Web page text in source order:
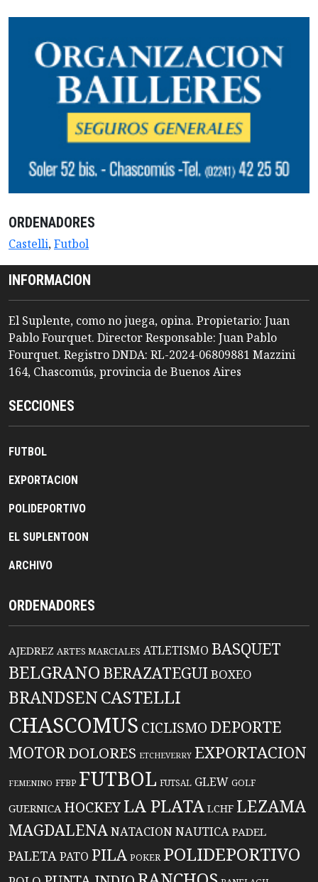
ORDENADORES
Castelli,Futbol
INFORMACION
El Suplente, como no juega, opina. Propietario: Juan
Pablo Fourquet. Director Responsable: Juan Pablo
Fourquet. Registro DNDA: RL-2024-06809881 Mazzini
164, Chascomús, provincia de Buenos Aires
SECCIONES
FUTBOL
EXPORTACION
POLIDEPORTIVO
EL SUPLENTOON
ARCHIVO
ORDENADORES
AJEDREZ ARTES MARCIALES ATLETISMO BASQUET
BELGRANO BERAZATEGUIBOXEO
BRANDSENCASTELLI
CHASCOMUS CICLISMO DEPORTE
MOTORDOLORES ETCHEVERRY EXPORTACION
FEMENINO FFBP FUTBOL FUTSAL GLEW GOLF
GUERNICA HOCKEYLA PLATA LCHF LEZAMA
MAGDALENANATACIONNAUTICA PADEL
PALETAPATO PILA POKER POLIDEPORTIVO